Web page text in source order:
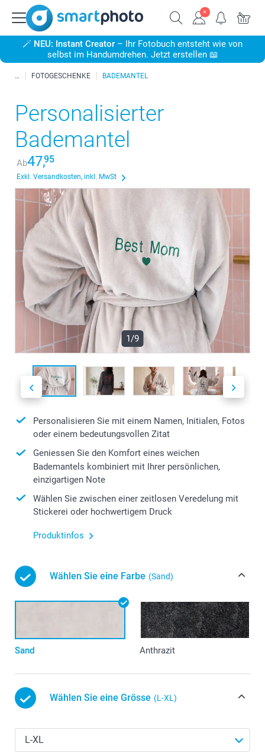
🪄 NEU: Instant Creator – Ihr Fotobuch entsteht wie von
selbst im Handumdrehen. Jetzt erstellen 📖
FOTOGESCHENKE BADEMANTEL
Personalisierter
Bademantel
Ab47,95
Exkl. Versandkosten, inkl. MwSt
1/9
Personalisieren Sie mit einem Namen, Initialen, Fotos
oder einem bedeutungsvollen Zitat
Geniessen Sie den Komfort eines weichen
Bademantels kombiniert mit Ihrer persönlichen,
einzigartigen Note
Wählen Sie zwischen einer zeitlosen Veredelung mit
Stickerei oder hochwertigem Druck
Produktinfos
Wählen Sie eine Farbe (Sand)
Sand Anthrazit
Wählen Sie eine Grösse (L-XL)